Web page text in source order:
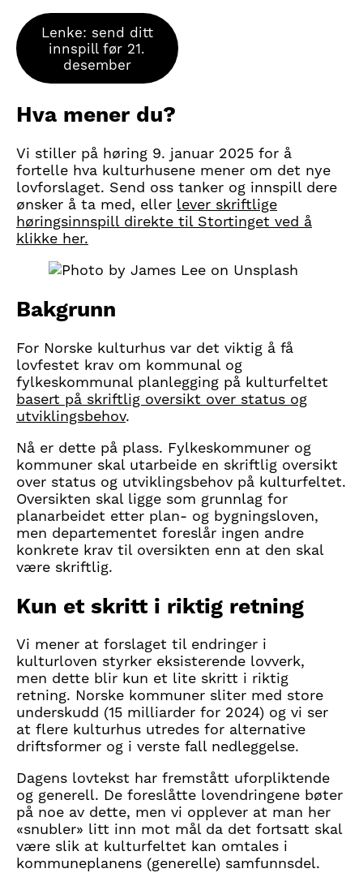
Lenke: send ditt
innspill før 21.
desember
Hva mener du?
Vi stiller på høring 9. januar 2025 for å
fortelle hva kulturhusene mener om det nye
lovforslaget. Send oss tanker og innspill dere
ønsker å ta med, eller lever skriftlige
høringsinnspill direkte til Stortinget ved å
klikke her.
Bakgrunn
For Norske kulturhus var det viktig å få
lovfestet krav om kommunal og
fylkeskommunal planlegging på kulturfeltet
basert på skriftlig oversikt over status og
utviklingsbehov.
Nå er dette på plass. Fylkeskommuner og
kommuner skal utarbeide en skriftlig oversikt
over status og utviklingsbehov på kulturfeltet.
Oversikten skal ligge som grunnlag for
planarbeidet etter plan- og bygningsloven,
men departementet foreslår ingen andre
konkrete krav til oversikten enn at den skal
være skriftlig.
Kun et skritt i riktig retning
Vi mener at forslaget til endringer i
kulturloven styrker eksisterende lovverk,
men dette blir kun et lite skritt i riktig
retning. Norske kommuner sliter med store
underskudd (15 milliarder for 2024) og vi ser
at flere kulturhus utredes for alternative
driftsformer og i verste fall nedleggelse.
Dagens lovtekst har fremstått uforpliktende
og generell. De foreslåtte lovendringene bøter
på noe av dette, men vi opplever at man her
«snubler» litt inn mot mål da det fortsatt skal
være slik at kulturfeltet kan omtales i
kommuneplanens (generelle) samfunnsdel.